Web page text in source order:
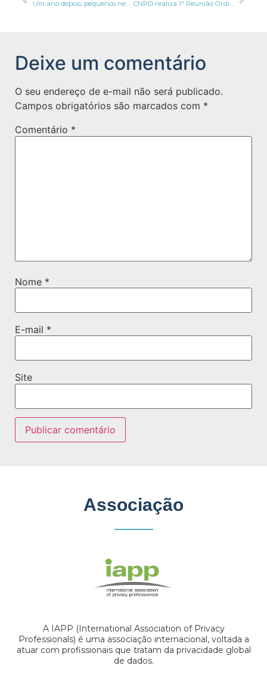
Um ano depois, pequenos negócios lutam para se adaptar à LGPD CNPD realiza 1ª Reunião Ordinária
Deixe um comentário
O seu endereço de e-mail não será publicado.
Campos obrigatórios são marcados com *
Comentário *
Nome *
E-mail *
Site
Associação
A IAPP (International Association of Privacy
Professionals) é uma associação internacional, voltada a
atuar com profissionais que tratam da privacidade global
de dados.